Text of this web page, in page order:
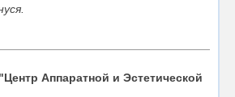
Аппаратной и Эстетической